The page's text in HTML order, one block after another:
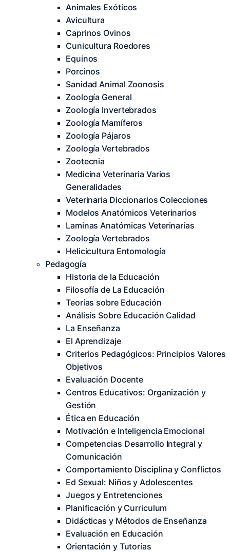
Animales Exóticos
Avicultura
Caprinos Ovinos
Cunicultura Roedores
Equinos
Porcinos
Sanidad Animal Zoonosis
Zoología General
Zoología Invertebrados
Zoología Mamíferos
Zoología Pájaros
Zoología Vertebrados
Zootecnia
Medicina Veterinaria Varios
Generalidades
Veterinaria Diccionarios Colecciones
Modelos Anatómicos Veterinarios
Laminas Anatómicas Veterinarias
Zoología Vertebrados
Helicicultura Entomología
Pedagogía
Historia de la Educación
Filosofía de La Educación
Teorías sobre Educación
Análisis Sobre Educación Calidad
La Enseñanza
El Aprendizaje
Criterios Pedagógicos: Principios Valores
Objetivos
Evaluación Docente
Centros Educativos: Organización y
Gestión
Ética en Educación
Motivación e Inteligencia Emocional
Competencias Desarrollo Integral y
Comunicación
Comportamiento Disciplina y Conflictos
Ed Sexual: Niños y Adolescentes
Juegos y Entretenciones
Planificación y Curriculum
Didácticas y Métodos de Enseñanza
Evaluación en Educación
Orientación y Tutorías